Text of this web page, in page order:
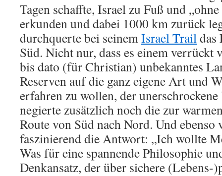
Tagen schaffte, Israel zu Fuß und
erkunden und dabei 1000 km zurück
durchquerte bei seinemIsrael Traildas
Süd. Nicht nur, dass es einem verrückt
bis dato (für Christian) unbekanntes
Reserven auf die ganz eigene Art und
erfahren zu wollen, der unerschrockene
negierte zusätzlich noch die zur
Route von Süd nach Nord. Und
faszinierend die Antwort: „Ich wollte
Was für eine spannende Philosophie
Denkansatz, der über sichere (Lebens-